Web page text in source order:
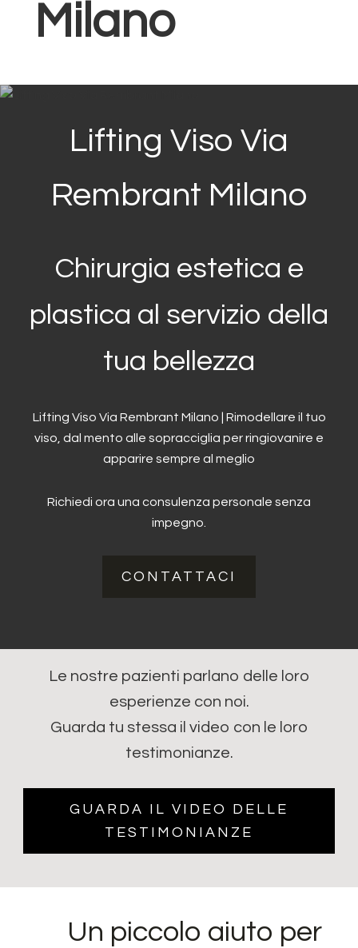
Milano
Lifting Viso Via
Rembrant Milano
Chirurgia estetica e
plastica al servizio della
tua bellezza
Lifting Viso Via Rembrant Milano | Rimodellare il tuo
viso, dal mento alle sopracciglia per ringiovanire e
apparire sempre al meglio
Richiedi ora una consulenza personale senza
impegno.
CONTATTACI
Le nostre pazienti parlano delle loro
esperienze con noi.
Guarda tu stessa il video con le loro
testimonianze.
GUARDA IL VIDEO DELLE
TESTIMONIANZE
Un piccolo aiuto per